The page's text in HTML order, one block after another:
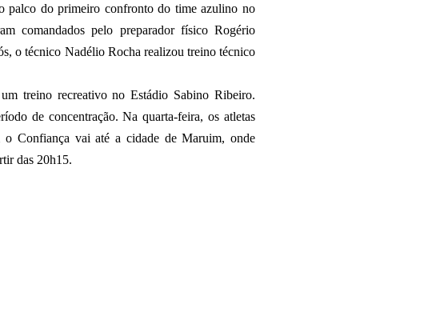
palco do primeiro confronto do time azulino no
comandados pelo preparador físico Rogério
o técnico Nadélio Rocha realizou treino técnico
treino recreativo no Estádio Sabino Ribeiro.
de concentração. Na quarta-feira, os atletas
Confiança vai até a cidade de Maruim, onde
das 20h15.